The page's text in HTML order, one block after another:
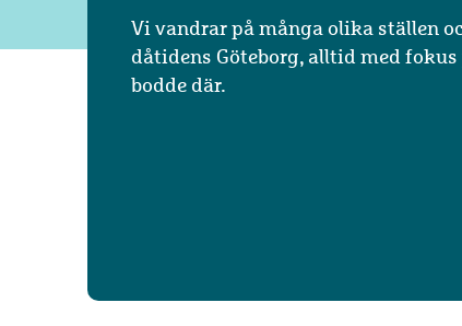
Vi vandrar på många olika ställen
dåtidens Göteborg, alltid med
bodde där.